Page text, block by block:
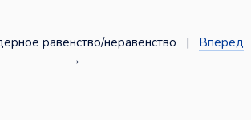
равенство/неравенство | Вперёд
→